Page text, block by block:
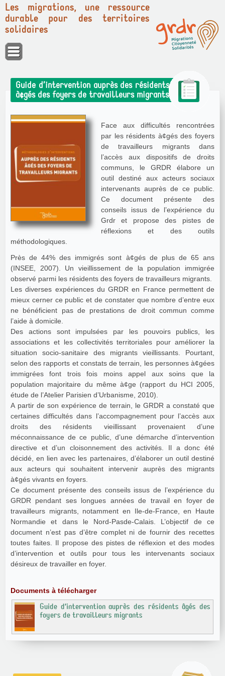
Panneau de gestion des cookies
Les migrations, une ressource
durable pour des territoires
solidaires
Guide d’intervention auprès des résidents
à¢gés des foyers de travailleurs migrants
Face aux difficultés rencontrées
par les résidents à¢gés des foyers
de travailleurs migrants dans
l’accès aux dispositifs de droits
communs, le GRDR élabore un
outil destiné aux acteurs sociaux
intervenants auprès de ce public.
Ce document présente des
conseils issus de l’expérience du
Grdr et propose des pistes de
réflexions et des outils
méthodologiques.
Près de 44% des immigrés sont à¢gés de plus de 65 ans
(INSEE, 2007). Un vieillissement de la population immigrée
observé parmi les résidents des foyers de travailleurs migrants.
Les diverses expériences du GRDR en France permettent de
mieux cerner ce public et de constater que nombre d’entre eux
ne bénéficient pas de prestations de droit commun comme
l’aide à domicile.
Des actions sont impulsées par les pouvoirs publics, les
associations et les collectivités territoriales pour améliorer la
situation socio-sanitaire des migrants vieillissants. Pourtant,
selon des rapports et constats de terrain, les personnes à¢gées
immigrées font trois fois moins appel aux soins que la
population majoritaire du même à¢ge (rapport du HCI 2005,
étude de l’Atelier Parisien d’Urbanisme, 2010).
A partir de son expérience de terrain, le GRDR a constaté que
certaines difficultés dans l’accompagnement pour l’accès aux
droits des résidents vieillissant provenaient d’une
méconnaissance de ce public, d’une démarche d’intervention
directive et d’un cloisonnement des activités. Il a donc été
décidé, en lien avec les partenaires, d’élaborer un outil destiné
aux acteurs qui souhaitent intervenir auprès des migrants
à¢gés vivants en foyers.
Ce document présente des conseils issus de l’expérience du
GRDR pendant ses longues années de travail en foyer de
travailleurs migrants, notamment en Ile-de-France, en Haute
Normandie et dans le Nord-Pasde‑Calais. L’objectif de ce
document n’est pas d’être complet ni de fournir des recettes
toutes faites. Il propose des pistes de réflexion et des modes
d’intervention et outils pour tous les intervenants sociaux
désireux de travailler en foyer.
Documents à télécharger
Guide d’intervention auprès des résidents âgés des
foyers de travailleurs migrants